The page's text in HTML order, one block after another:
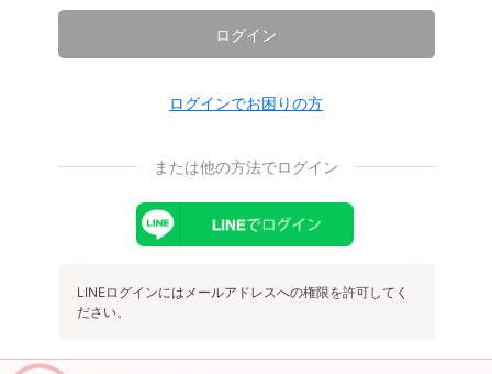
ログイン
ログインでお困りの方
または他の方法でログイン
LINEログインにはメールアドレスへの権限を許可してく
ださい。